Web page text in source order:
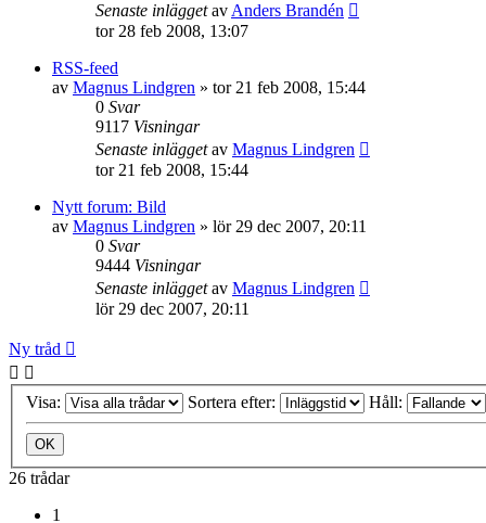
Senaste inläggetav Anders Brandén
tor 28 feb 2008, 13:07
RSS-feed
av Magnus Lindgren » tor 21 feb 2008, 15:44
0 Svar
9117 Visningar
Senaste inläggetav Magnus Lindgren
tor 21 feb 2008, 15:44
Nytt forum: Bild
av Magnus Lindgren » lör 29 dec 2007, 20:11
0 Svar
9444 Visningar
Senaste inläggetav Magnus Lindgren
lör 29 dec 2007, 20:11
Ny tråd
Visa: Sortera efter: Håll:
26 trådar
1